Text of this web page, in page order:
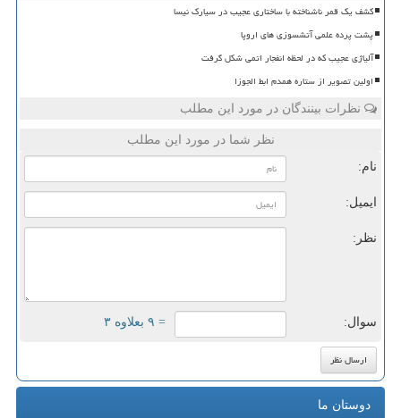
کشف یک قمر ناشناخته با ساختاری عجیب در سیارک نیسا
پشت پرده علمی آتشسوزی های اروپا
آلیاژی عجیب که در لحظه انفجار اتمی شکل گرفت
اولین تصویر از ستاره همدم ابط الجوزا
نظرات بینندگان در مورد این مطلب
نظر شما در مورد این مطلب
نام:
ایمیل:
نظر:
سوال: = ۹ بعلاوه ۳
دوستان ما